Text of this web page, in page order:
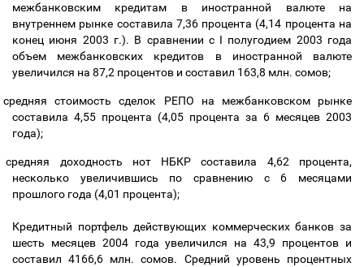
межбанковским кредитам в иностранной валюте на
внутреннем рынке составила 7,36 процента (4,14 процента на
конец июня 2003 г.). В сравнении с I полугодием 2003 года
объем межбанковских кредитов в иностранной валюте
увеличился на 87,2 процентов и составил 163,8 млн. сомов;
средняя стоимость сделок РЕПО на межбанковском рынке
составила 4,55 процента (4,05 процента за 6 месяцев 2003
года);
средняя доходность нот НБКР составила 4,62 процента,
несколько увеличившись по сравнению с 6 месяцами
прошлого года (4,01 процента);
Кредитный портфель действующих коммерческих банков за
шесть месяцев 2004 года увеличился на 43,9 процентов и
составил 4166,6 млн. сомов. Средний уровень процентных